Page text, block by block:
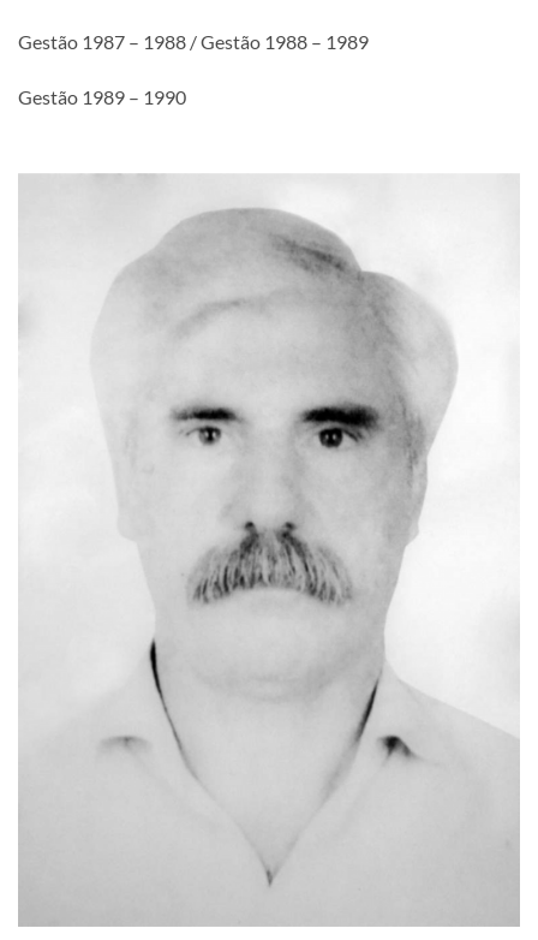
Gestão 1987 – 1988 / Gestão 1988 – 1989
Gestão 1989 – 1990